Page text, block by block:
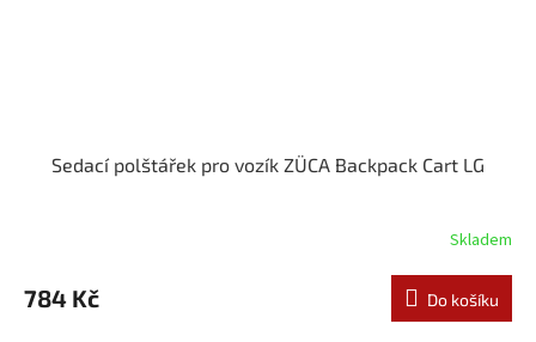
Sedací polštářek pro vozík ZÜCA Backpack Cart LG
Skladem
784 Kč Do košíku